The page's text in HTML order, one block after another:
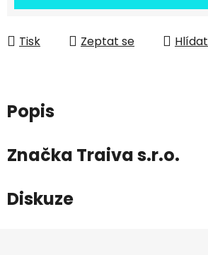
Tisk Zeptat se Hlídat
Popis
Značka Traiva s.r.o.
Diskuze